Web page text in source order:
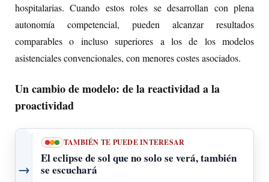
hospitalarias. Cuando estos roles se desarrollan con plena
autonomía competencial, pueden alcanzar resultados
comparables o incluso superiores a los de los modelos
asistenciales convencionales, con menores costes asociados.
Un cambio de modelo: de la reactividad a la
proactividad
→
TAMBIÉN TE PUEDE INTERESAR
El eclipse de sol que no solo se verá, también
se escuchará